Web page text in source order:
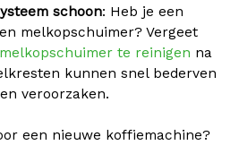
schoon: Heb je een
melkopschuimer? Vergeet
melkopschuimer te reinigen na
kunnen snel bederven
veroorzaken.
een nieuwe koffiemachine?